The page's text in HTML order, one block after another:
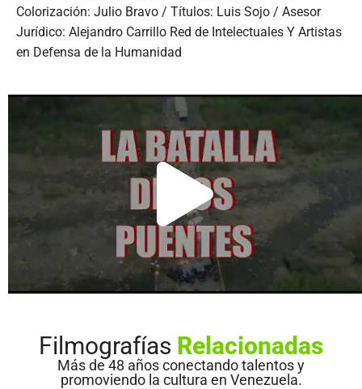
Colorización: Julio Bravo / Títulos: Luis Sojo / Asesor
Jurídico: Alejandro Carrillo Red de Intelectuales Y Artistas
en Defensa de la Humanidad
Filmografías Relacionadas
Más de 48 años conectando talentos y
promoviendo la cultura en Venezuela.